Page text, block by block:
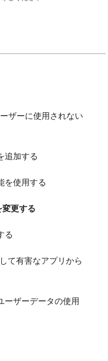
ザーに使用されない
追加する
を使用する
更する
る
て有害なアプリから
ーザーデータの使用